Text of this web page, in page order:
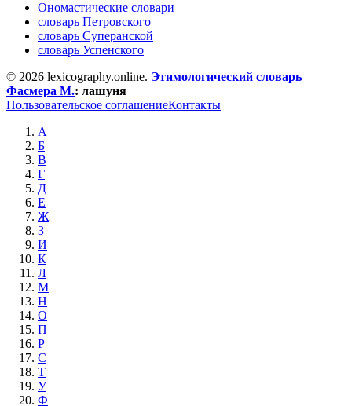
Ономастические словари
словарь Петровского
словарь Суперанской
словарь Успенского
© 2026 lexicography.online. Этимологический словарь
Фасмера М.: лашуня
Пользовательское соглашениеКонтакты
А
Б
В
Г
Д
Е
Ж
З
И
К
Л
М
Н
О
П
Р
С
Т
У
Ф